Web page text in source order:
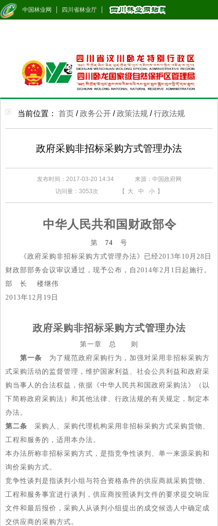
中国林业网 四川省林业厅
当前位置： 首页 /政务公开 /政策法规 /行政法规
政府采购非招标采购方式管理办法
发布时间：2017-03-20 14:34
来源：中国政府网
访问量： 3053次 【 大 中 小 】
中华人民共和国财政部令
第 74 号
《政府采购非招标采购方式管理办法》已经2013年10月28日
财政部部务会议审议通过，现予公布，自2014年2月1日起施行。
部 长 楼继伟
2013年12月19日
政府采购非招标采购方式管理办法
第一章 总 则
第一条 为了规范政府采购行为，加强对采用非招标采购方
式采购活动的监督管理，维护国家利益、社会公共利益和政府采
购当事人的合法权益，依据《中华人民共和国政府采购法》（以
下简称政府采购法）和其他法律、行政法规的有关规定，制定本
办法。
第二条 采购人、采购代理机构采用非招标采购方式采购货物、
工程和服务的，适用本办法。
本办法所称非招标采购方式，是指竞争性谈判、单一来源采购和
询价采购方式。
竞争性谈判是指谈判小组与符合资格条件的供应商就采购货物、
工程和服务事宜进行谈判，供应商按照谈判文件的要求提交响应
文件和最后报价，采购人从谈判小组提出的成交候选人中确定成
交供应商的采购方式。